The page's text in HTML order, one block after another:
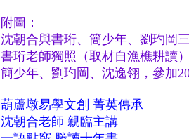
附圖：
沈朝合與書珩、簡少年、劉玓岡
書珩老師獨照（取材自漁樵耕讀
簡少年、劉玓岡、沈逸翎，參加
葫蘆墩易學文創 菁英傳承
沈朝合老師 親臨主講